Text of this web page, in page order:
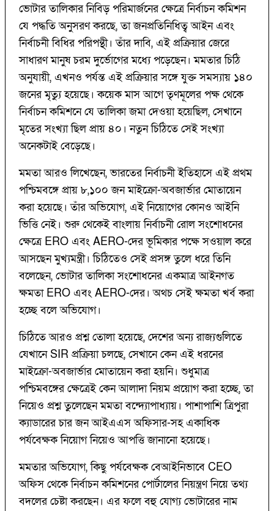
ভোটার তালিকার নিবিড় পরিমার্জনের ক্ষেত্রে নির্বাচন কমিশন
যে পদ্ধতি অনুসরণ করছে, তা জনপ্রতিনিধিত্ব আইন এবং
নির্বাচনী বিধির পরিপন্থী। তাঁর দাবি, এই প্রক্রিয়ার জেরে
সাধারণ মানুষ চরম দুর্ভোগের মধ্যে পড়েছেন। মমতার চিঠি
অনুযায়ী, এখনও পর্যন্ত এই প্রক্রিয়ার সঙ্গে যুক্ত সমস্যায় ১৪০
জনের মৃত্যু হয়েছে। কয়েক মাস আগে তৃণমূলের পক্ষ থেকে
নির্বাচন কমিশনে যে তালিকা জমা দেওয়া হয়েছিল, সেখানে
মৃতের সংখ্যা ছিল প্রায় ৪০। নতুন চিঠিতে সেই সংখ্যা
অনেকটাই বেড়েছে।
মমতা আরও লিখেছেন, ভারতের নির্বাচনী ইতিহাসে এই প্রথম
পশ্চিমবঙ্গে প্রায় ৮,১০০ জন মাইক্রো-অবজার্ভার মোতায়েন
করা হয়েছে। তাঁর অভিযোগ, এই নিয়োগের কোনও আইনি
ভিত্তি নেই। শুরু থেকেই বাংলায় নির্বাচনী রোল সংশোধনের
ক্ষেত্রে ERO এবং AERO-দের ভূমিকার পক্ষে সওয়াল করে
আসছেন মুখ্যমন্ত্রী। চিঠিতেও সেই প্রসঙ্গ তুলে ধরে তিনি
বলেছেন, ভোটার তালিকা সংশোধনের একমাত্র আইনগত
ক্ষমতা ERO এবং AERO-দের। অথচ সেই ক্ষমতা খর্ব করা
হচ্ছে বলে অভিযোগ।
চিঠিতে আরও প্রশ্ন তোলা হয়েছে, দেশের অন্য রাজ্যগুলিতে
যেখানে SIR প্রক্রিয়া চলছে, সেখানে কেন এই ধরনের
মাইক্রো-অবজার্ভার মোতায়েন করা হয়নি। শুধুমাত্র
পশ্চিমবঙ্গের ক্ষেত্রেই কেন আলাদা নিয়ম প্রয়োগ করা হচ্ছে, তা
নিয়েও প্রশ্ন তুলেছেন মমতা বন্দ্যোপাধ্যায়। পাশাপাশি ত্রিপুরা
ক্যাডারের চার জন আইএএস অফিসার-সহ একাধিক
পর্যবেক্ষক নিয়োগ নিয়েও আপত্তি জানানো হয়েছে।
মমতার অভিযোগ, কিছু পর্যবেক্ষক বেআইনিভাবে CEO
অফিস থেকে নির্বাচন কমিশনের পোর্টালের নিয়ন্ত্রণ নিয়ে তথ্য
বদলের চেষ্টা করছেন। এর ফলে বহু যোগ্য ভোটারের নাম